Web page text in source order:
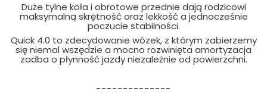
Duże tylne koła i obrotowe przednie dają rodzicowi
maksymalną skrętność oraz lekkość a jednocześnie
poczucie stabilności.
Quick 4.0 to zdecydowanie wózek, z którym zabierzemy
się niemal wszędzie a mocno rozwinięta amortyzacja
zadba o płynność jazdy niezależnie od powierzchni.
--------------